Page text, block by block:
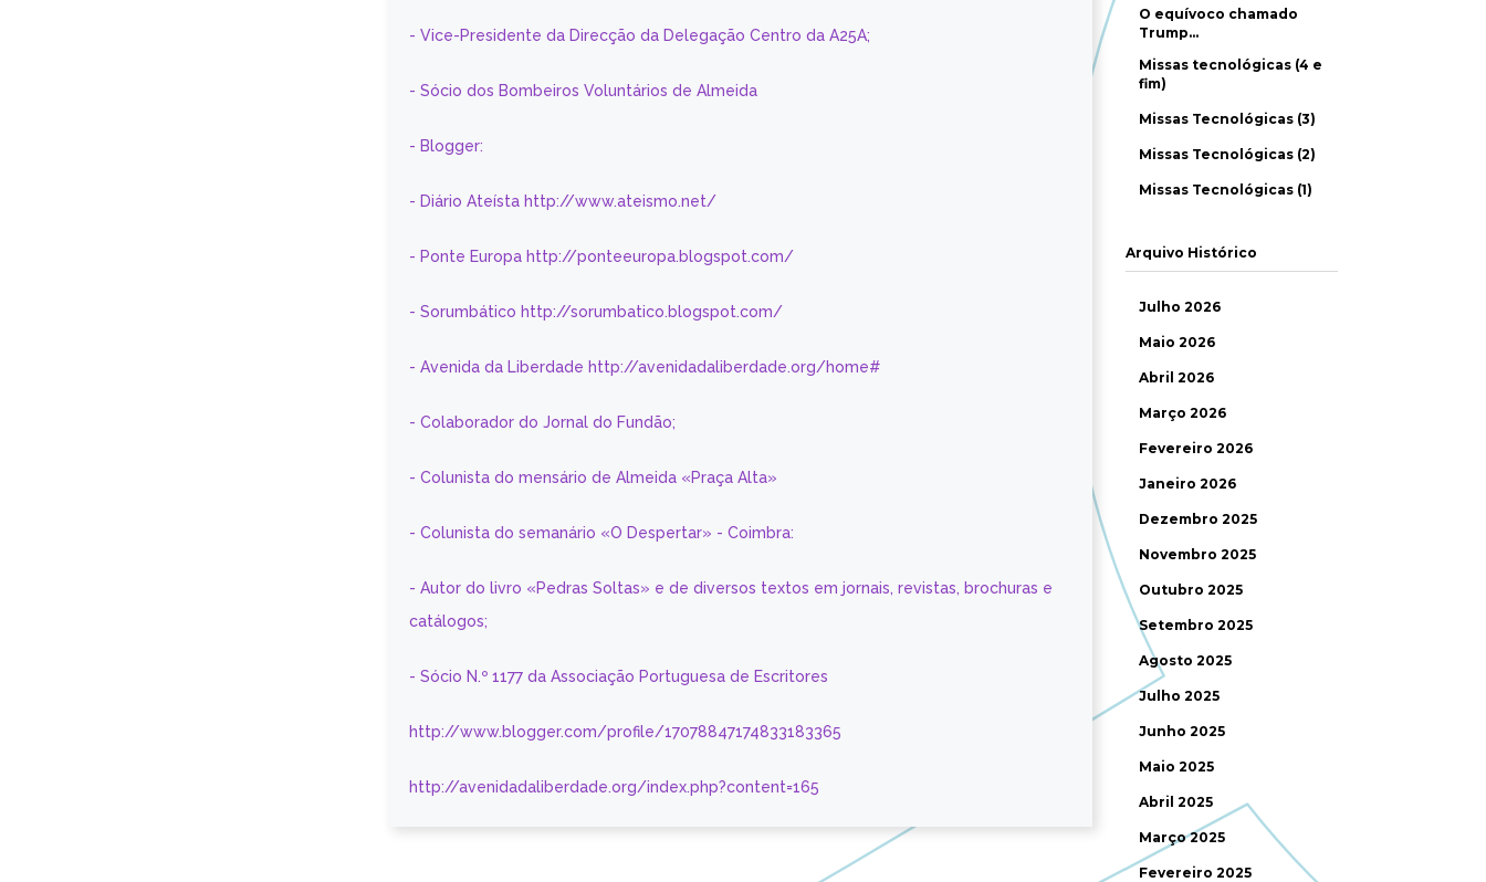
- Vice-Presidente da Direcção da Delegação Centro da A25A;
- Sócio dos Bombeiros Voluntários de Almeida
- Blogger:
- Diário Ateísta http://www.ateismo.net/
- Ponte Europa http://ponteeuropa.blogspot.com/
- Sorumbático http://sorumbatico.blogspot.com/
- Avenida da Liberdade http://avenidadaliberdade.org/home#
- Colaborador do Jornal do Fundão;
- Colunista do mensário de Almeida «Praça Alta»
- Colunista do semanário «O Despertar» - Coimbra:
- Autor do livro «Pedras Soltas» e de diversos textos em jornais, revistas, brochuras e
catálogos;
- Sócio N.º 1177 da Associação Portuguesa de Escritores
http://www.blogger.com/profile/17078847174833183365
http://avenidadaliberdade.org/index.php?content=165
O equívoco chamado
Trump…
Missas tecnológicas (4 e
fim)
Missas Tecnológicas (3)
Missas Tecnológicas (2)
Missas Tecnológicas (1)
Arquivo Histórico
Julho 2026
Maio 2026
Abril 2026
Março 2026
Fevereiro 2026
Janeiro 2026
Dezembro 2025
Novembro 2025
Outubro 2025
Setembro 2025
Agosto 2025
Julho 2025
Junho 2025
Maio 2025
Abril 2025
Março 2025
Fevereiro 2025